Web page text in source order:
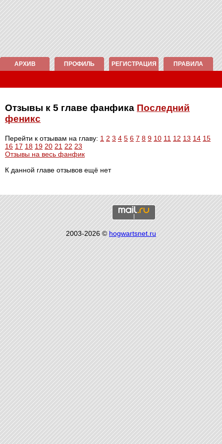
АРХИВ ПРОФИЛЬ РЕГИСТРАЦИЯ ПРАВИЛА
Отзывы к 5 главе фанфика Последний
феникс
Перейти к отзывам на главу: 1 2 3 4 5 6 7 8 9 10 11 12 13 14 15
16 17 18 19 20 21 22 23
Отзывы на весь фанфик
К данной главе отзывов ещё нет
2003-2026 ©hogwartsnet.ru